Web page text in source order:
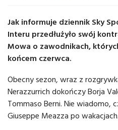
Jak informuje dziennik Sky
Interu przedłużyło swój
Mowa o zawodnikach,
końcem czerwca.
Obecny sezon, wraz z
Nerazzurrich dokończy Borja
Tommaso Berni. Nie wiadomo,
Giuseppe Meazza po wakacjach.